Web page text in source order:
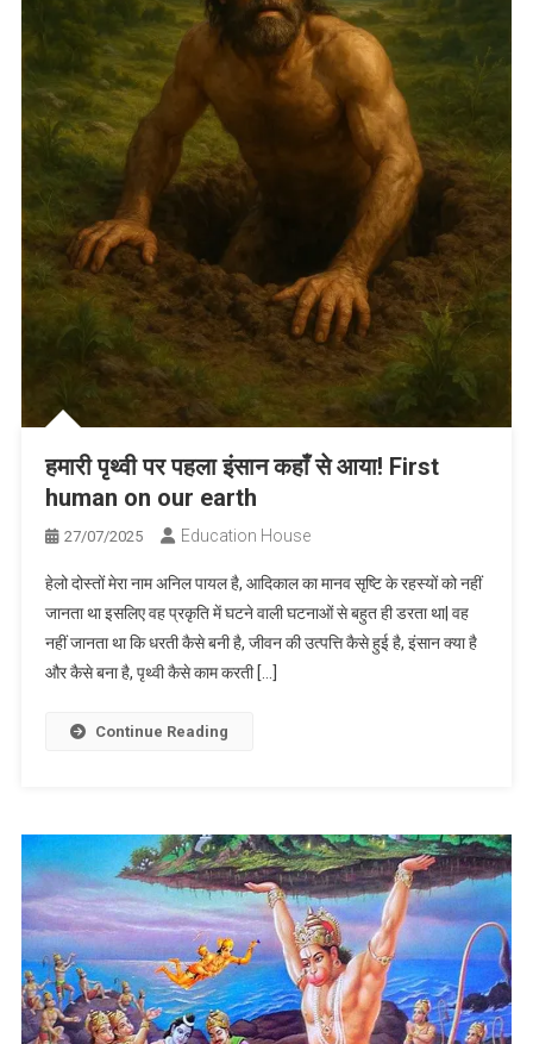
हमारी पृथ्वी पर पहला इंसान कहाँ से आया! First
human on our earth
27/07/2025 Education House
हेलो दोस्तों मेरा नाम अनिल पायल है, आदिकाल का मानव सृष्टि के रहस्यों को नहीं
जानता था इसलिए वह प्रकृति में घटने वाली घटनाओं से बहुत ही डरता था| वह
नहीं जानता था कि धरती कैसे बनी है, जीवन की उत्पत्ति कैसे हुई है, इंसान क्या है
और कैसे बना है, पृथ्वी कैसे काम करती […]
Continue Reading